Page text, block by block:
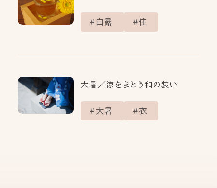
白露 住
大暑／涼をまとう和の装い
大暑 衣